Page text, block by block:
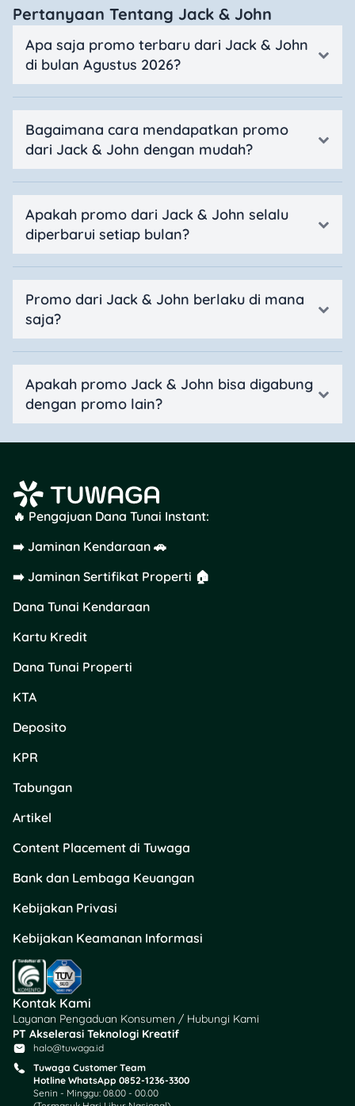
Pertanyaan Tentang Jack & John
Apa saja promo terbaru dari Jack & John
di bulan Agustus 2026?
Bagaimana cara mendapatkan promo
dari Jack & John dengan mudah?
Apakah promo dari Jack & John selalu
diperbarui setiap bulan?
Promo dari Jack & John berlaku di mana
saja?
Apakah promo Jack & John bisa digabung
dengan promo lain?
🔥 Pengajuan Dana Tunai Instant:
➡️ Jaminan Kendaraan 🚗
➡️ Jaminan Sertifikat Properti 🏠
Dana Tunai Kendaraan
Kartu Kredit
Dana Tunai Properti
KTA
Deposito
KPR
Tabungan
Artikel
Content Placement di Tuwaga
Bank dan Lembaga Keuangan
Kebijakan Privasi
Kebijakan Keamanan Informasi
Kontak Kami
Layanan Pengaduan Konsumen / Hubungi Kami
PT Akselerasi Teknologi Kreatif
halo@tuwaga.id
Tuwaga Customer Team
Hotline WhatsApp 0852-1236-3300
Senin - Minggu: 08.00 - 00.00